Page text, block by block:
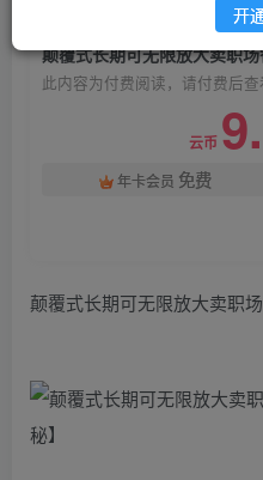
颠覆式长期可无限放大卖职
此内容为付费阅读，请付费后查
云币
年卡会员 免费
颠覆式长期可无限放大卖职
开